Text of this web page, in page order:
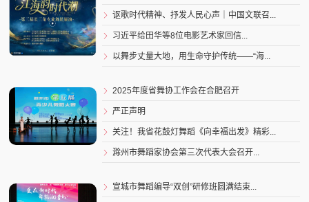
 讴歌时代精神、抒发人民心声｜中国文联召...
 习近平给田华等8位电影艺术家回信...
 以舞步丈量大地，用生命守护传统——“海...
 2025年度省舞协工作会在合肥召开
 严正声明
 关注！我省花鼓灯舞蹈《向幸福出发》精彩...
 滁州市舞蹈家协会第三次代表大会召开...
 宣城市舞蹈编导“双创”研修班圆满结束...